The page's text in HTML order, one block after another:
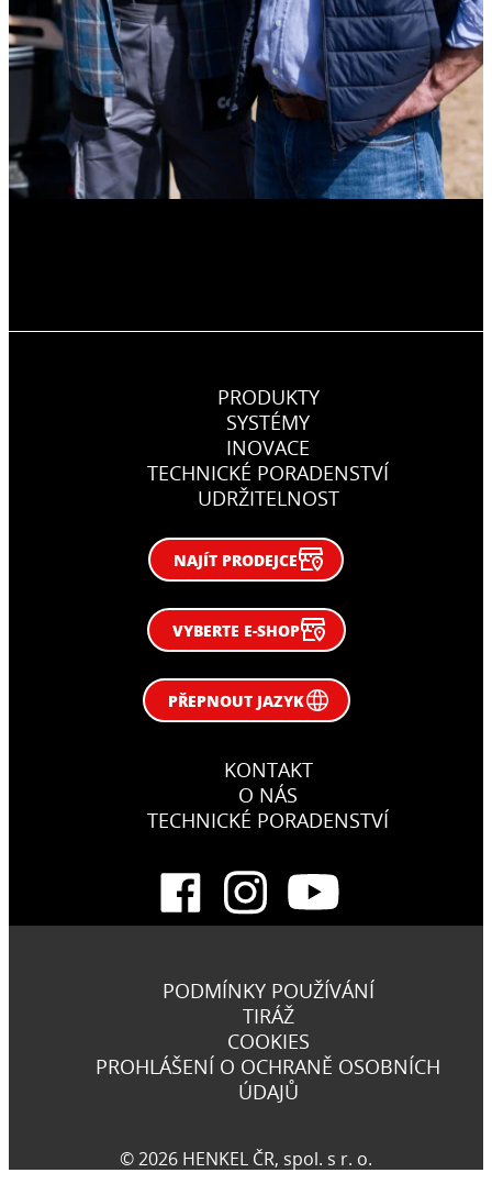
PRODUKTY
SYSTÉMY
INOVACE
TECHNICKÉ PORADENSTVÍ
UDRŽITELNOST
NAJÍT PRODEJCE
VYBERTE E-SHOP
PŘEPNOUT JAZYK
KONTAKT
O NÁS
TECHNICKÉ PORADENSTVÍ
PODMÍNKY POUŽÍVÁNÍ
TIRÁŽ
COOKIES
PROHLÁŠENÍ O OCHRANĚ OSOBNÍCH
ÚDAJŮ
© 2026 HENKEL ČR, spol. s r. o.